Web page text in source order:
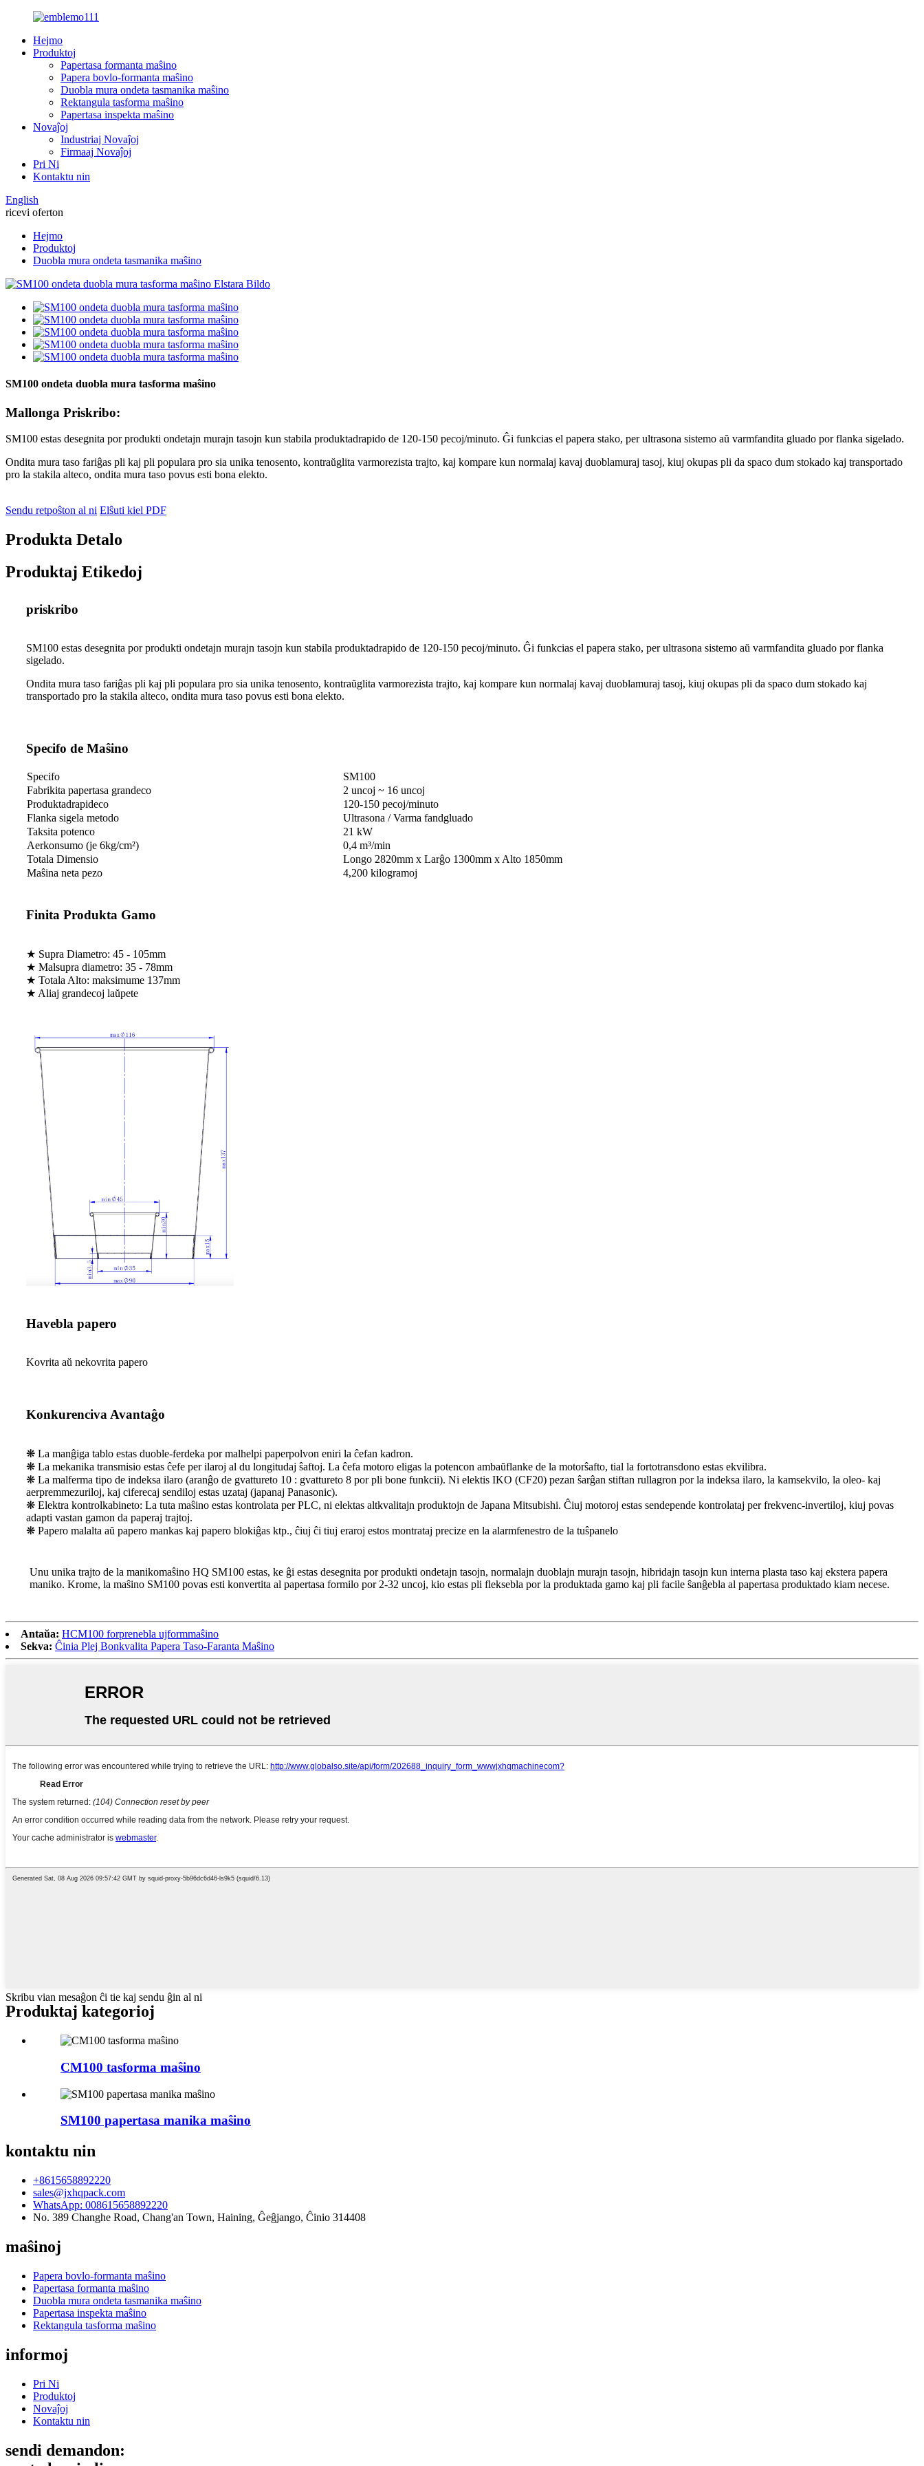
Hejmo
Produktoj
Papertasa formanta maŝino
Papera bovlo-formanta maŝino
Duobla mura ondeta tasmanika maŝino
Rektangula tasforma maŝino
Papertasa inspekta maŝino
Novaĵoj
Industriaj Novaĵoj
Firmaaj Novaĵoj
Pri Ni
Kontaktu nin
English
ricevi oferton
Hejmo
Produktoj
Duobla mura ondeta tasmanika maŝino
SM100 ondeta duobla mura tasforma maŝino
Mallonga Priskribo:
SM100 estas desegnita por produkti ondetajn murajn tasojn kun stabila produktadrapido de 120-150 pecoj/minuto. Ĝi funkcias el papera stako, per ultrasona sistemo aŭ varmfandita gluado por flanka sigelado.
Ondita mura taso fariĝas pli kaj pli populara pro sia unika tenosento, kontraŭglita varmorezista trajto, kaj kompare kun normalaj kavaj duoblamuraj tasoj, kiuj okupas pli da spaco dum stokado kaj transportado
pro la stakila alteco, ondita mura taso povus esti bona elekto.
Sendu retpoŝton al ni Elŝuti kiel PDF
Produkta Detalo
Produktaj Etikedoj
priskribo
SM100 estas desegnita por produkti ondetajn murajn tasojn kun stabila produktadrapido de 120-150 pecoj/minuto. Ĝi funkcias el papera stako, per ultrasona sistemo aŭ varmfandita gluado por flanka
sigelado.
Ondita mura taso fariĝas pli kaj pli populara pro sia unika tenosento, kontraŭglita varmorezista trajto, kaj kompare kun normalaj kavaj duoblamuraj tasoj, kiuj okupas pli da spaco dum stokado kaj
transportado pro la stakila alteco, ondita mura taso povus esti bona elekto.
Specifo de Maŝino
Specifo
SM100
Fabrikita papertasa grandeco
2 uncoj ~ 16 uncoj
Produktadrapideco
120-150 pecoj/minuto
Flanka sigela metodo
Ultrasona / Varma fandgluado
Taksita potenco
21 kW
Aerkonsumo (je 6kg/cm²)
0,4 m³/min
Totala Dimensio
Longo 2820mm x Larĝo 1300mm x Alto 1850mm
Maŝina neta pezo
4,200 kilogramoj
Finita Produkta Gamo
★ Supra Diametro: 45 - 105mm
★ Malsupra diametro: 35 - 78mm
★ Totala Alto: maksimume 137mm
★ Aliaj grandecoj laŭpete
Havebla papero
Kovrita aŭ nekovrita papero
Konkurenciva Avantaĝo
❋ La manĝiga tablo estas duoble-ferdeka por malhelpi paperpolvon eniri la ĉefan kadron.
❋ La mekanika transmisio estas ĉefe per ilaroj al du longitudaj ŝaftoj. La ĉefa motoro eligas la potencon ambaŭflanke de la motorŝafto, tial la fortotransdono estas ekvilibra.
❋ La malferma tipo de indeksa ilaro (aranĝo de gvattureto 10 : gvattureto 8 por pli bone funkcii). Ni elektis IKO (CF20) pezan ŝarĝan stiftan rullagron por la indeksa ilaro, la kamsekvilo, la oleo- kaj
aerpremmezuriloj, kaj ciferecaj sendiloj estas uzataj (japanaj Panasonic).
❋ Elektra kontrolkabineto: La tuta maŝino estas kontrolata per PLC, ni elektas altkvalitajn produktojn de Japana Mitsubishi. Ĉiuj motoroj estas sendepende kontrolataj per frekvenc-invertiloj, kiuj povas
adapti vastan gamon da paperaj trajtoj.
❋ Papero malalta aŭ papero mankas kaj papero blokiĝas ktp., ĉiuj ĉi tiuj eraroj estos montrataj precize en la alarmfenestro de la tuŝpanelo
Unu unika trajto de la manikomaŝino HQ SM100 estas, ke ĝi estas desegnita por produkti ondetajn tasojn, normalajn duoblajn murajn tasojn, hibridajn tasojn kun interna plasta taso kaj ekstera papera
maniko. Krome, la maŝino SM100 povas esti konvertita al papertasa formilo por 2-32 uncoj, kio estas pli fleksebla por la produktada gamo kaj pli facile ŝanĝebla al papertasa produktado kiam necese.
Antaŭa: HCM100 forprenebla ujformmaŝino
Sekva: Ĉinia Plej Bonkvalita Papera Taso-Faranta Maŝino
Skribu vian mesaĝon ĉi tie kaj sendu ĝin al ni
Produktaj kategorioj
CM100 tasforma maŝino
SM100 papertasa manika maŝino
kontaktu nin
+8615658892220
sales@jxhqpack.com
WhatsApp: 008615658892220
No. 389 Changhe Road, Chang'an Town, Haining, Ĝeĝjango, Ĉinio 314408
maŝinoj
Papera bovlo-formanta maŝino
Papertasa formanta maŝino
Duobla mura ondeta tasmanika maŝino
Papertasa inspekta maŝino
Rektangula tasforma maŝino
informoj
Pri Ni
Produktoj
Novaĵoj
Kontaktu nin
sendi demandon: